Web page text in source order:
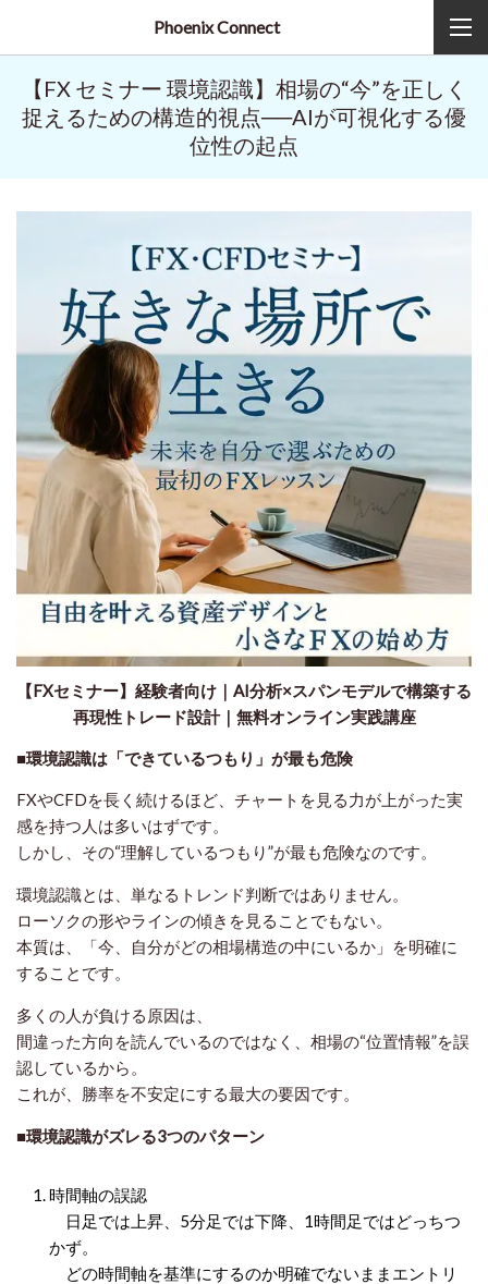
Phoenix Connect
【FX セミナー 環境認識】相場の“今”を正しく
捉えるための構造的視点──AIが可視化する優
位性の起点
【FXセミナー】経験者向け｜AI分析×スパンモデルで構築する
再現性トレード設計｜無料オンライン実践講座
■環境認識は「できているつもり」が最も危険
FXやCFDを長く続けるほど、チャートを見る力が上がった実
感を持つ人は多いはずです。
しかし、その“理解しているつもり”が最も危険なのです。
環境認識とは、単なるトレンド判断ではありません。
ローソクの形やラインの傾きを見ることでもない。
本質は、「今、自分がどの相場構造の中にいるか」を明確に
することです。
多くの人が負ける原因は、
間違った方向を読んでいるのではなく、 相場の“位置情報”を誤
認しているから。
これが、勝率を不安定にする最大の要因です。
■環境認識がズレる3つのパターン
時間軸の誤認
日足では上昇、5分足では下降、1時間足ではどっちつ
かず。
どの時間軸を基準にするのか明確でないままエントリ